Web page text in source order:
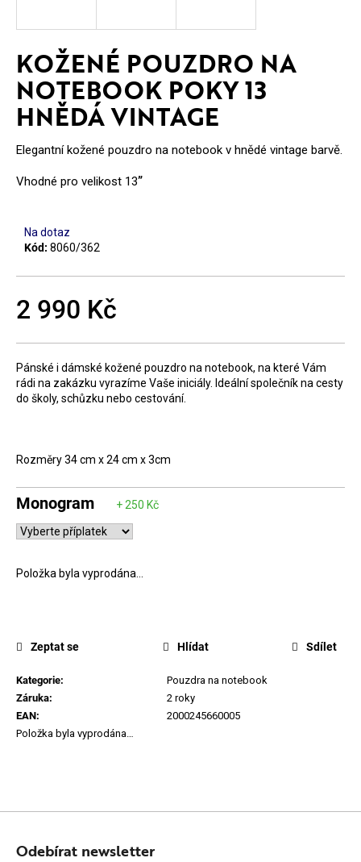
KOŽENÉ POUZDRO NA
NOTEBOOK POKY 13
HNĚDÁ VINTAGE
Elegantní kožené pouzdro na notebook v hnědé vintage barvě.
Vhodné pro velikost 13”
Monogram
Položka byla vyprodána…
Na dotaz
Kód: 8060/362
2 990 Kč
cena:
Pánské i dámské kožené pouzdro na notebook, na které Vám
rádi na zakázku vyrazíme Vaše iniciály. Ideální společník na cesty
do školy, schůzku nebo cestování.
Rozměry34 cm x 24 cm x 3cm
Kategorie:
Pouzdra na notebook
Záruka:
2 roky
EAN:
2000245660005
Položka byla vyprodána…
Zeptat se Hlídat Sdílet
E
T
E
N
A
J
Í
?
D
o
o
r
u
č
u
e
Z
Odebírat newsletter